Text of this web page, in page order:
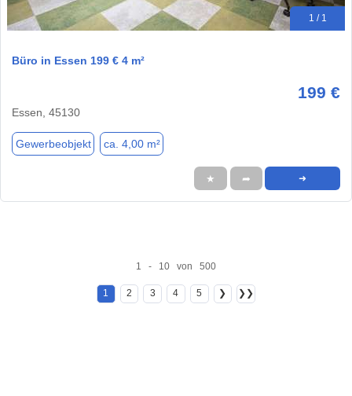
1 / 1
Büro in Essen 199 € 4 m²
199 €
Essen, 45130
Gewerbeobjekt ca. 4,00 m²
★ ➦ ➜
1 - 10 von 500
1 2 3 4 5 ❯ ❯❯